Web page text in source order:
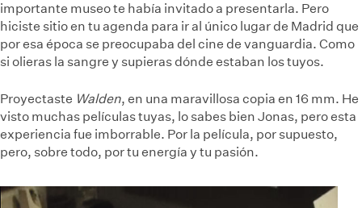
importante museo te había invitado a presentarla. Pero
hiciste sitio en tu agenda para ir al único lugar de Madrid que
por esa época se preocupaba del cine de vanguardia. Como
si olieras la sangre y supieras dónde estaban los tuyos.
Proyectaste Walden, en una maravillosa copia en 16 mm. He
visto muchas películas tuyas, lo sabes bien Jonas, pero esta
experiencia fue imborrable. Por la película, por supuesto,
pero, sobre todo, por tu energía y tu pasión.